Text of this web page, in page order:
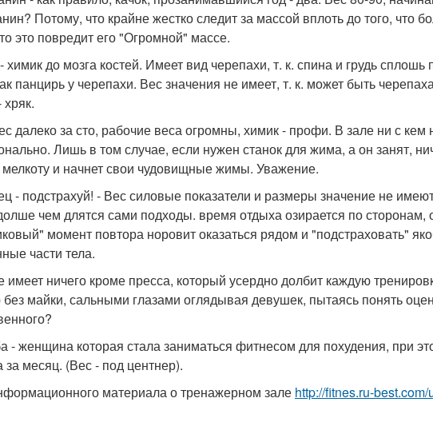
Потому, что крайне жестко следит за массой вплоть до того, что
это повредит его "Огромной" массе.
химик до мозга костей. Имеет вид черепахи, т. к. спина и грудь
панцирь у черепахи. Вес значения не имеет, т. к. может быть
далеко за сто, рабочие веса огромны, химик - профи. В зале ни с кем
Лишь в том случае, если нужен станок для жима, а он занят,
мелкоту и начнет свои чудовищные жимы. Уважение.
- подстрахуй! - Вес силовые показатели и размеры значение не
чем длятся сами подходы. время отдыха озирается по
момент повтора норовит оказаться рядом и "подстраховать"
части тела.
имеет ничего кроме пресса, который усердно долбит каждую
без майки, сальными глазами оглядывая девушек, пытаясь понять
- женщина которая стала заниматься фитнесом для похудения, при
за месяц. (Вес - под центнер).
материала о тренажерном зале http://fitnes.ru-